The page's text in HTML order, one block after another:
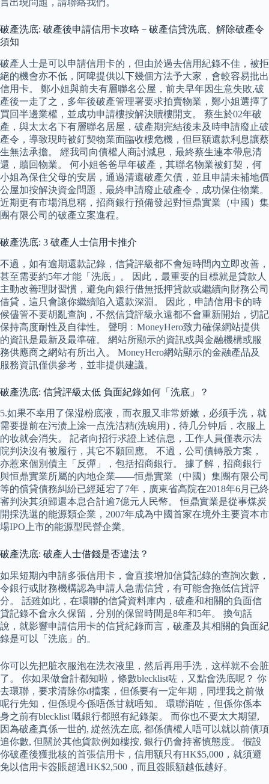
言出現問題，請聯絡我們。
破產洗底: 破產後申請信用卡攻略－破產信貸洗底、解除破產令
須知
破產人士是可以申請信用卡的，但由於過去信用紀錄不佳，被拒
絕的機會亦不低，阿啤提供以下幾個方法予大家，會較容易批出
信用卡。 鄭小姐與前夫有層聯名公屋，前夫早年因生意失敗,破
產後一走了之，多年後破產管理署要求拍賣物業，鄭小姐選擇了
買回半邊業權，並成功申請樓按解決贖樓開支。 蔡生於02年破
產，與太太名下有層聯名居屋，破產期完結後未及時申請廢止破
產令，導致現時被釘契物業面臨收樓危機，但巨額還款利息讓蔡
生無法承擔。 經我司向債權人商討減息，最終蔡生連本帶息清
還，贖回物業。 何小姐爸爸早年破產，其聯名物業被釘契，何
小姐為保住父母的安居，通過清還破產欠債，並且申請未補地價
公屋加按解決資金問題，最終申請廢止破產令，成功保住物業。
近期更有市場消息稱，招商銀行預備發起對恒鼎實業（中國）集
團有限公司的破產立案進程。
破產洗底: 3 破產人士信用卡推介
不過，如有逾期還款記錄，信貸評級都不會短時間內立即改善，
甚至需要約5年才能「洗底」。 因此，最重要的目標就是貸款人
主動改善理財習慣，避免向銀行借無抵押貸款或繼續向財務公司
借貸，這只會讓你繼續陷入還款深淵。 因此，申請信用卡的時
候儘管不要胡亂查詢，不然信貸評級永遠都不會重新開始，切記
保持高度耐性及自律性。 聲明﹕MoneyHero致力確保網站提供
的資訊是最新及最準確。 網站所顯示的資訊或與金融機構或服
務供應商之網站有所出入。 MoneyHero網站顯示的金融產品及
服務資訊僅供參考，並非提供建議。
破產洗底: 信貸評級太低 負面紀錄如何「洗底」？
5.如果不幸用了保湿粉底液，而衣服又非常娇嫩，必须手洗，就
需要提前在污渍上涂一点洗洁精(洗碗用)，待几分钟后，衣服上
的妆就会消失。 記者向招行求證上述信息，工作人員僅表示法
院判決沒有被履行，其它不願回應。 不過，公司債轉股方案，
亦惹來個別債主「反彈」，包括招商銀行。 據了解，招商銀行
與恒鼎實業所屬的內地企業——恒鼎實業（中國）集團有限公司
等的償貸債務糾紛已經延宕了7年，廣東省高院在2018年6月已終
審判決其須歸還本息合計逾7億元人民幣。 恒鼎實業是從事煤炭
開採洗選的能源類企業，2007年成為中國首家在境外主要資本市
場IPO上市的能源型民營企業。
破產洗底: 破產人士借錢是否違法？
如果短期內申請多張信用卡，會直接增加信貸記錄的查詢次數，
令銀行或財務機構認為申請人急需信貸，有可能會拖低信貸評
分。 話雖如此，在環聯的信貸資料庫內，破產和相關的負面信
貸記錄不會永久保留，分別的保留時間是8年和5年。 換句話
說，就影響申請信用卡的信貸紀錄而言，破產及其相關的負面紀
錄是可以「洗底」的。
你可以先把脏衣服泡在洗衣液里，然后再用手洗，这样就不会脏
了。 你如果做會計都知啦，條數blecklist咗，又點會洗底呢？ 你
去環聯，要求清除你d擋案，但係要有一定年期，同埋我之前做
呢行先知，但係現今係唔係甘就唔知。 環聯消咗，但係你係本
身之前有blecklist 嘅銀行都照有紀錄架。 而你也不要太大期望,
因為破產真係一世的, 緃然洗左底, 都係債權人唔可以就以前債項
追你數, 但關於其他貨款例如樓按, 銀行仍會持審慎態度。 假設
你破產後獲批核的首張信用卡，信用額只有HK$5,000，就須避
免以信用卡簽賬超過HK$2,500，而且簽賬額越低越好。